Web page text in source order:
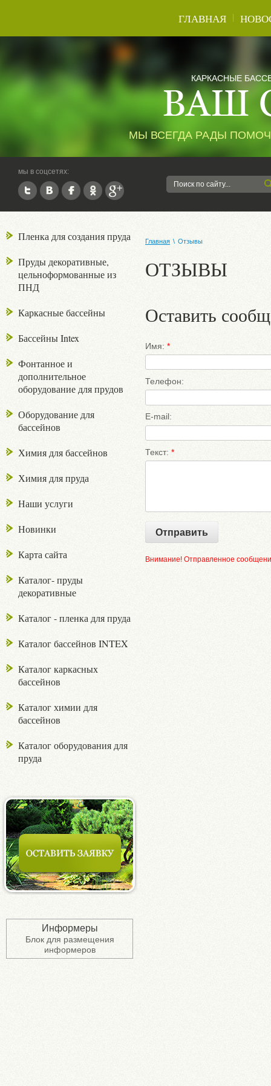
ГЛАВНАЯ
КАРКАСНЫЕ
МЫ ВСЕГДА РАДЫ
мы в соцсетях:
Главная \ Отзывы
ОТЗЫВЫ
Оставить
Имя: *
Телефон:
E-mail:
Текст: *
Отправить
Внимание! Отправленное
Пленка для создания пруда
Пруды декоративные,
цельноформованные из
ПНД
Каркасные бассейны
Бассейны Intex
Фонтанное и
дополнительное
оборудование для прудов
Оборудование для
бассейнов
Химия для бассейнов
Химия для пруда
Наши услуги
Новинки
Карта сайта
Каталог- пруды
декоративные
Каталог - пленка для пруда
Каталог бассейнов INTEX
Каталог каркасных
бассейнов
Каталог химии для
бассейнов
Каталог оборудования для
пруда
Информеры
Блок для размещения
информеров